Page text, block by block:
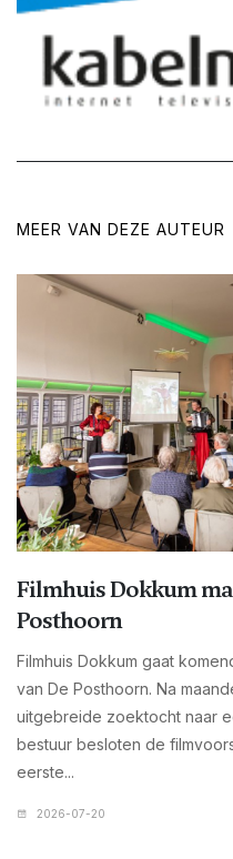
MEER VAN DEZE AUTEUR
Filmhuis Dokkum
Posthoorn
Filmhuis Dokkum gaat
van De Posthoorn. Na
uitgebreide zoektocht naar
bestuur besloten de
eerste...
2026-07-20